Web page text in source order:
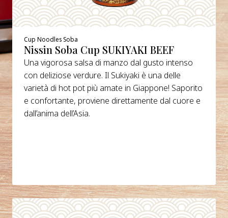
Cup Noodles Soba
Nissin Soba Cup SUKIYAKI BEEF
Una vigorosa salsa di manzo dal gusto intenso
con deliziose verdure. Il Sukiyaki è una delle
varietà di hot pot più amate in Giappone! Saporito
e confortante, proviene direttamente dal cuore e
dall’anima dell’Asia.
DETAILS